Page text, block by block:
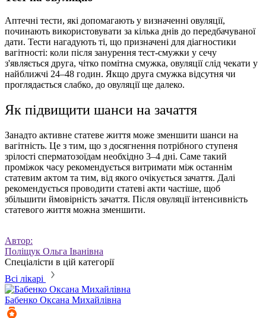
Аптечні тести, які допомагають у визначенні овуляції,
починають використовувати за кілька днів до передбачуваної
дати. Тести нагадують ті, що призначені для діагностики
вагітності: коли після занурення тест-смужки у сечу
з'являється друга, чітко помітна смужка, овуляції слід чекати у
найближчі 24–48 годин. Якщо друга смужка відсутня чи
проглядається слабко, до овуляції ще далеко.
Як підвищити шанси на зачаття
Занадто активне статеве життя може зменшити шанси на
вагітність. Це з тим, що з досягнення потрібного ступеня
зрілості сперматозоїдам необхідно 3–4 дні. Саме такий
проміжок часу рекомендується витримати між останнім
статевим актом та тим, від якого очікується зачаття. Далі
рекомендується проводити статеві акти частіше, щоб
збільшити ймовірність зачаття. Після овуляції інтенсивність
статевого життя можна зменшити.
Автор:
Поліщук Ольга Іванівна
Спеціалісти в цій категорії
Всі лікарі
Бабенко Оксана Михайлівна